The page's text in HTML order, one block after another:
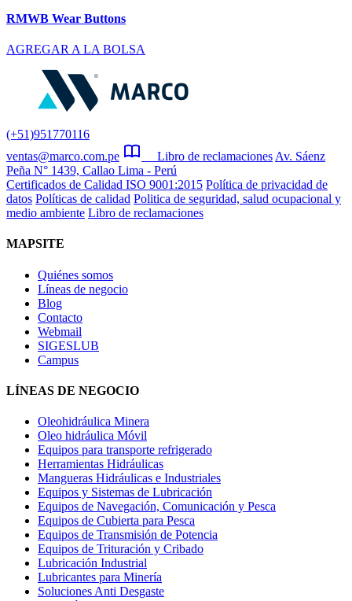
RMWB Wear Buttons
AGREGAR A LA BOLSA
(+51)951770116
ventas@marco.com.pe
Libro de reclamaciones Av. Sáenz
Peña N° 1439, Callao Lima - Perú
Certificados de Calidad ISO 9001:2015 Política de privacidad de
datos Políticas de calidad Politica de seguridad, salud ocupacional y
medio ambiente Libro de reclamaciones
MAPSITE
Quiénes somos
Líneas de negocio
Blog
Contacto
Webmail
SIGESLUB
Campus
LÍNEAS DE NEGOCIO
Oleohidráulica Minera
Oleo hidráulica Móvil
Equipos para transporte refrigerado
Herramientas Hidráulicas
Mangueras Hidráulicas e Industriales
Equipos y Sistemas de Lubricación
Equipos de Navegación, Comunicación y Pesca
Equipos de Cubierta para Pesca
Equipos de Transmisión de Potencia
Equipos de Trituración y Cribado
Lubricación Industrial
Lubricantes para Minería
Soluciones Anti Desgaste